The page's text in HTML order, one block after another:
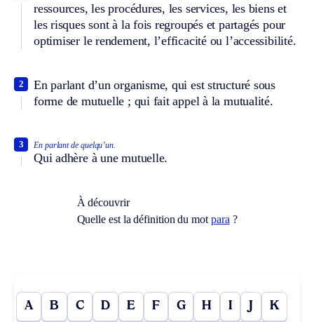
ressources, les procédures, les services, les biens et
les risques sont à la fois regroupés et partagés pour
optimiser le rendement, l’efficacité ou l’accessibilité.
En parlant d’un organisme, qui est structuré sous
forme de mutuelle ; qui fait appel à la mutualité.
2
En parlant de quelqu’un.
Qui adhère à une mutuelle.
3
À découvrir
Quelle est la définition du mot para ?
A B C D E F G H I J K